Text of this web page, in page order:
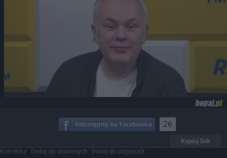
26
Kopiuj link
Komentuj Dodaj do ulubionych Dodaj do przyjaciół